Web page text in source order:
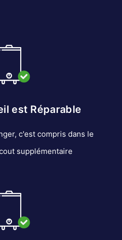
est Réparable
c'est compris dans le
supplémentaire